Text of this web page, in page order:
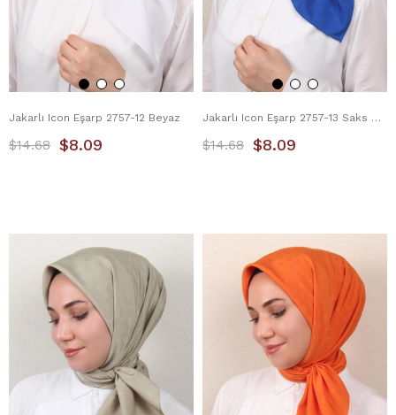
Jakarlı Icon Eşarp 2757-12 Beyaz
$8.09
$14.68
Jakarlı Icon Eşarp 2757-13 Saks Mavisi
$8.09
$14.68